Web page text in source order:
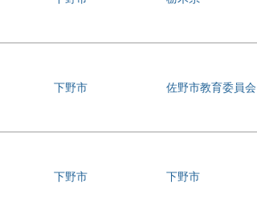
下野市 佐野市教育委員会
下野市 下野市